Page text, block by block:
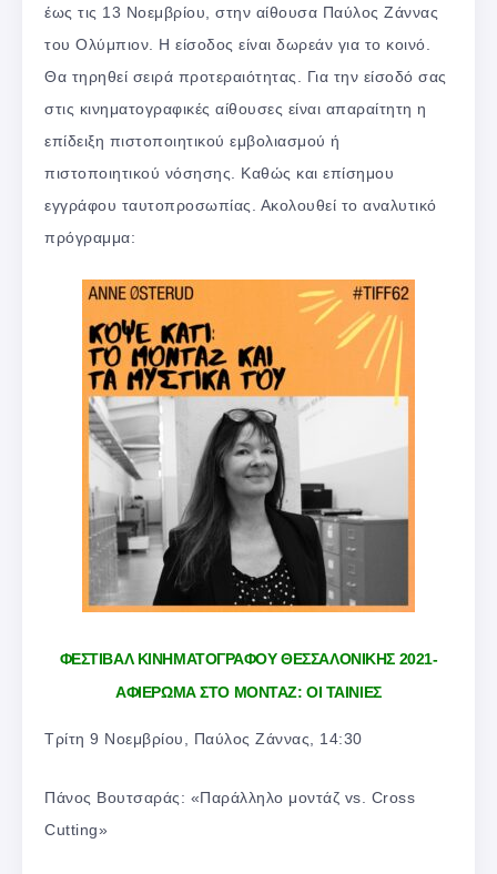
έως τις 13 Νοεμβρίου, στην αίθουσα Παύλος Ζάννας
του Ολύμπιον. Η είσοδος είναι δωρεάν για το κοινό.
Θα τηρηθεί σειρά προτεραιότητας. Για την είσοδό σας
στις κινηματογραφικές αίθουσες είναι απαραίτητη η
επίδειξη πιστοποιητικού εμβολιασμού ή
πιστοποιητικού νόσησης. Καθώς και επίσημου
εγγράφου ταυτοπροσωπίας. Ακολουθεί το αναλυτικό
πρόγραμμα:
ΦΕΣΤΙΒΑΛ ΚΙΝΗΜΑΤΟΓΡΑΦΟΥ ΘΕΣΣΑΛΟΝΙΚΗΣ 2021-
ΑΦΙΕΡΩΜΑ ΣΤΟ ΜΟΝΤΑΖ: ΟΙ ΤΑΙΝΙΕΣ
Τρίτη 9 Νοεμβρίου, Παύλος Ζάννας, 14:30
Πάνος Βουτσαράς: «Παράλληλο μοντάζ vs. Cross
Cutting»